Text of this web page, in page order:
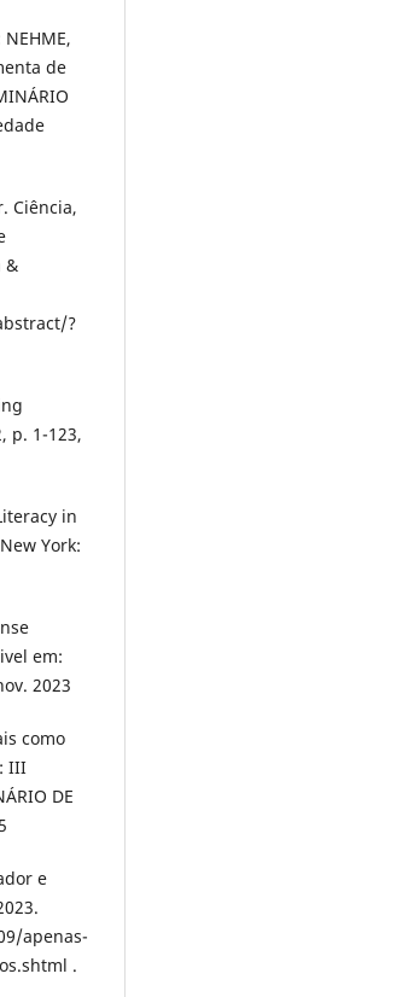
de
Ciência,
&
?
p. 1-123,
in
York:
em:
2023
como
III
DE
e
apenas-
.